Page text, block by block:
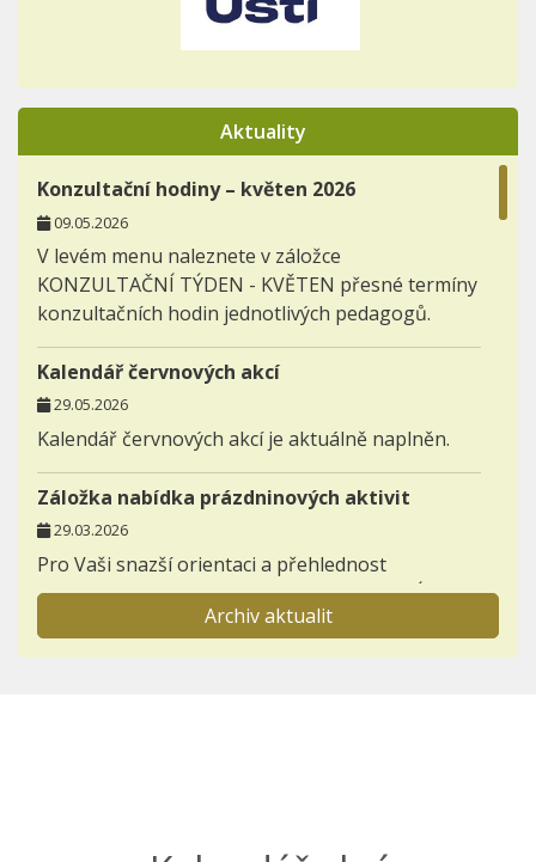
Aktuality
Konzultační hodiny – květen 2026
09.05.2026
V levém menu naleznete v záložce
KONZULTAČNÍ TÝDEN - KVĚTEN přesné termíny
konzultačních hodin jednotlivých pedagogů.
Kalendář červnových akcí
29.05.2026
Kalendář červnových akcí je aktuálně naplněn.
Záložka nabídka prázdninových aktivit
29.03.2026
Pro Vaši snazší orientaci a přehlednost
zakládáme novou záložku AKTIVITY - NABÍDKA
PRÁZDNINOVÝCH AKTIVIT.
Seznamte se s akcemi den otevřených dveří a
Archiv aktualit